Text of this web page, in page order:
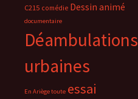
C215 comédie Dessin animé
documentaire
Déambulations
urbaines
En Ariège toute essai